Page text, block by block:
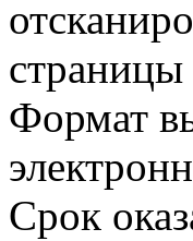
страницы
Формат
Срок